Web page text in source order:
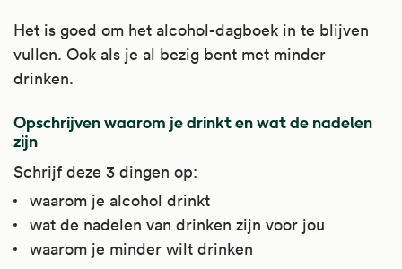
Het is goed om het alcohol-dagboek in te blijven
vullen. Ook als je al bezig bent met minder
drinken.
Opschrijven waarom je drinkt en wat de nadelen
zijn
Schrijf deze 3 dingen op:
waarom je alcohol drinkt
wat de nadelen van drinken zijn voor jou
waarom je minder wilt drinken